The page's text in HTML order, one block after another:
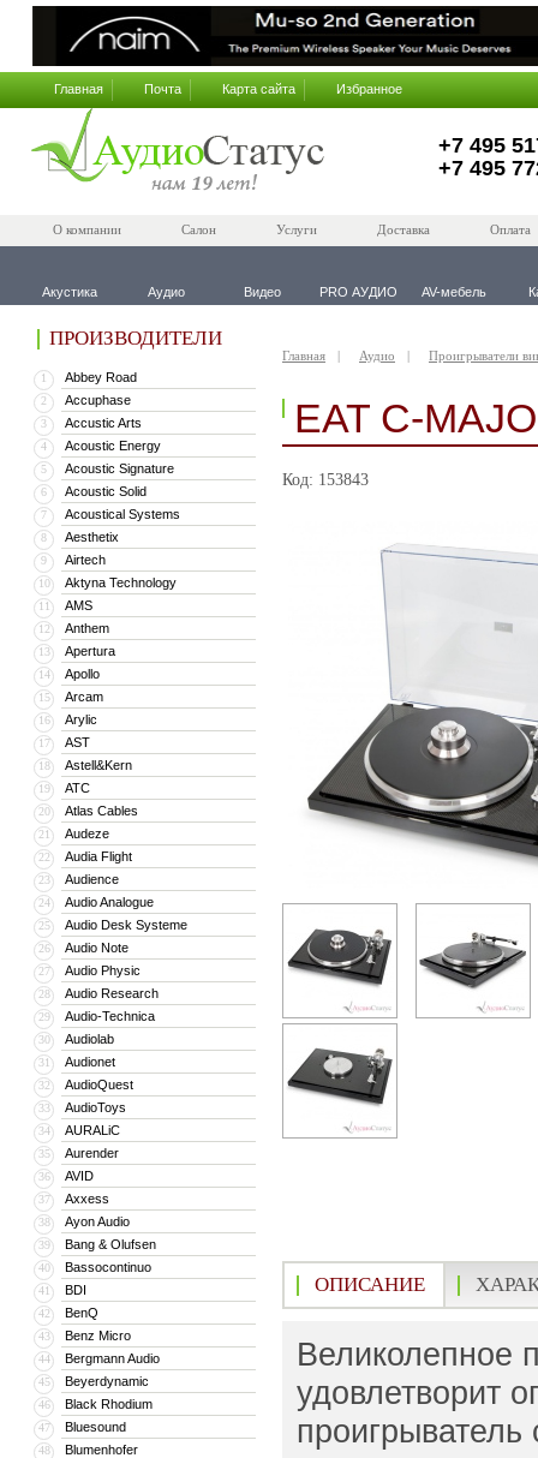
Главная Почта Карта сайта Избранное
+7 495
+7 495
О компании Салон Услуги Доставка Оплата
Акустика Аудио Видео PRO АУДИО AV-мебель
ПРОИЗВОДИТЕЛИ
1 Abbey Road
2 Accuphase
3 Accustic Arts
4 Acoustic Energy
5 Acoustic Signature
6 Acoustic Solid
7 Acoustical Systems
8 Aesthetix
9 Airtech
10 Aktyna Technology
11 AMS
12 Anthem
13 Apertura
14 Apollo
15 Arcam
16 Arylic
17 AST
18 Astell&Kern
19 ATC
20 Atlas Cables
21 Audeze
22 Audia Flight
23 Audience
24 Audio Analogue
25 Audio Desk Systeme
26 Audio Note
27 Audio Physic
28 Audio Research
29 Audio-Technica
30 Audiolab
31 Audionet
32 AudioQuest
33 AudioToys
34 AURALiC
35 Aurender
36 AVID
37 Axxess
38 Ayon Audio
39 Bang & Olufsen
40 Bassocontinuo
41 BDI
42 BenQ
43 Benz Micro
44 Bergmann Audio
45 Beyerdynamic
46 Black Rhodium
47 Bluesound
48 Blumenhofer
Главная Аудио Проигрыватели
EAT C-
Код: 153843
ОПИСАНИЕ
Великолепное
удовлетворит